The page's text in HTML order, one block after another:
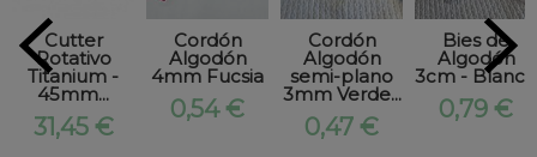
Cutter
Rotativo
Titanium -
45mm...
31,45 €
Cordón
Algodón
4mm Fucsia
0,54 €
Cordón
Algodón
semi-plano
3mm Verde...
0,47 €
Bies de
Algodón
3cm - Blanco
0,79 €